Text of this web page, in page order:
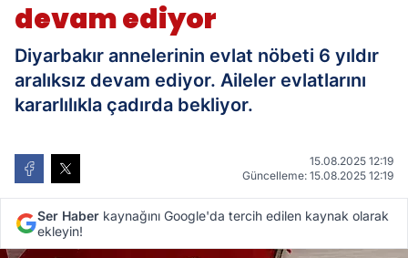
devam ediyor
Diyarbakır annelerinin evlat nöbeti 6 yıldır
aralıksız devam ediyor. Aileler evlatlarını
kararlılıkla çadırda bekliyor.
15.08.2025 12:19
Güncelleme: 15.08.2025 12:19
Ser Haber kaynağını Google'da tercih edilen kaynak olarak
ekleyin!